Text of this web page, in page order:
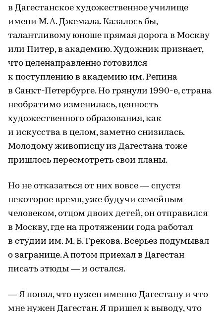
в Дагестанское художественное училище
имени М. А. Джемала. Казалось бы,
талантливому юноше прямая дорога в Москву
или Питер, в академию. Художник признает,
что целенаправленно готовился
к поступлению в академию им. Репина
в Санкт-Петербурге. Но грянули 1990-е, страна
необратимо изменилась, ценность
художественного образования, как
и искусства в целом, заметно снизилась.
Молодому живописцу из Дагестана тоже
пришлось пересмотреть свои планы.
Но не отказаться от них вовсе — спустя
некоторое время, уже будучи семейным
человеком, отцом двоих детей, он отправился
в Москву, где на протяжении года работал
в студии им. М. Б. Грекова. Всерьез подумывал
о загранице. А потом приехал в Дагестан
писать этюды — и остался.
— Я понял, что нужен именно Дагестану и что
мне нужен Дагестан. Я пришел к выводу, что